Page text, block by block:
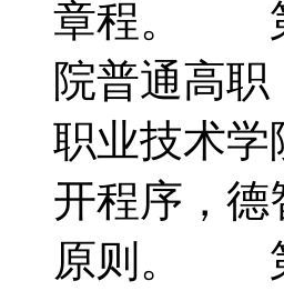
章程。 第
院普通高
职业技术学
开程序，德
原则。 第